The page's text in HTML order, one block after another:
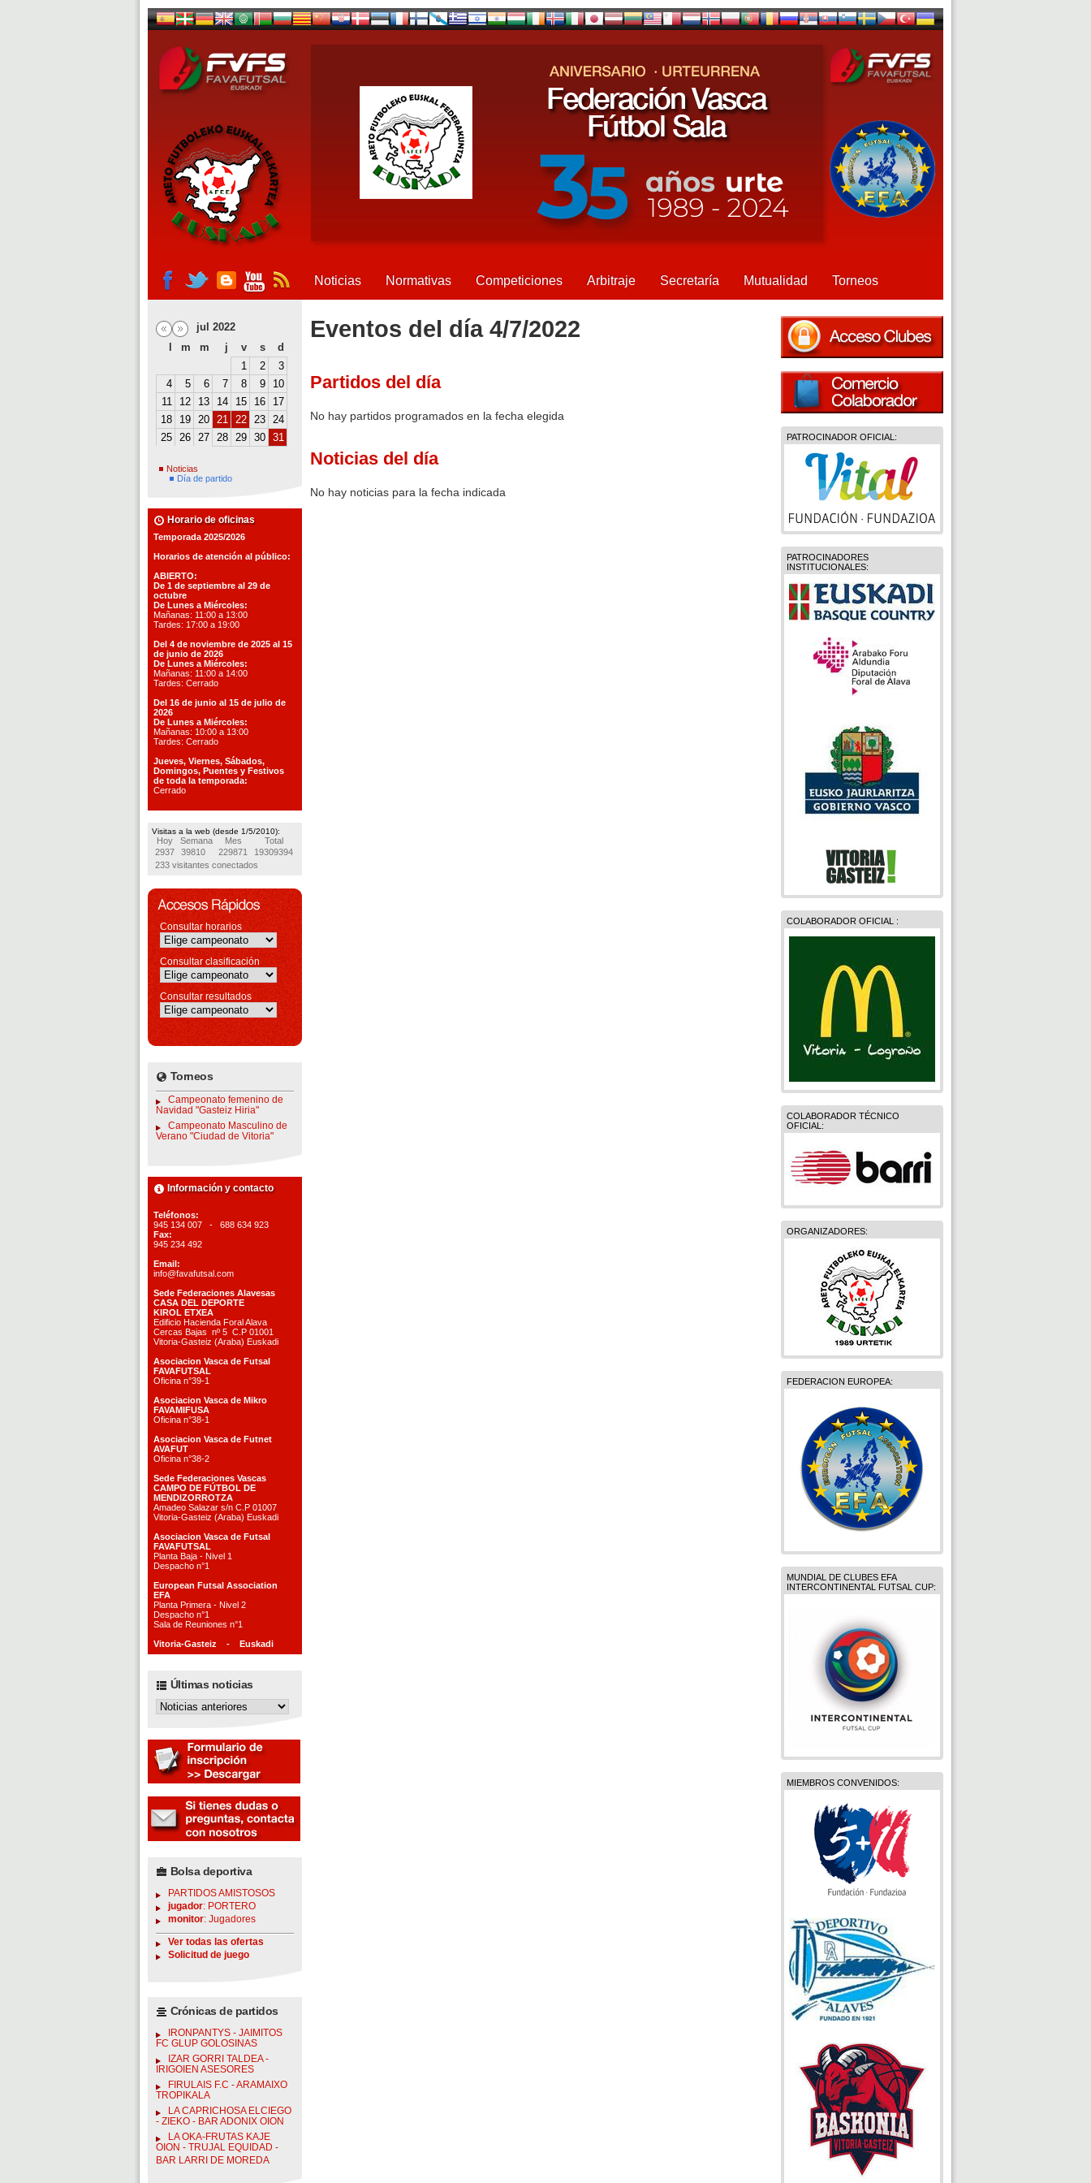
Noticias Normativas Competiciones Arbitraje Secretaría Mutualidad Torneos
jul 2022
m m j v s
d
1
2
3
4
5 6 7 8 9
10
11
12 13 14 15 16
17
18
19 20 21 22 23 24
25 26 27 28 29 30 31
Noticias
Día de partido
Horario de oficinas
Temporada 2025/2026
Horarios de atención al público:
ABIERTO:
De 1 de septiembre al 29 de
octubre
De Lunes a Miércoles:
Mañanas: 11:00 a 13:00
Tardes: 17:00 a 19:00
Del 4 de noviembre de 2025 al 15
de junio de 2026
De Lunes a Miércoles:
Mañanas: 11:00 a 14:00
Tardes: Cerrado
Del 16 de junio al 15 de julio de
2026
De Lunes a Miércoles:
Mañanas: 10:00 a 13:00
Tardes: Cerrado
Jueves, Viernes, Sábados,
Domingos, Puentes y Festivos
de toda la temporada:
Cerrado
Visitas a la web (desde 1/5/2010):
Hoy Semana Mes
Total
2937
39810 229871
19309394
233 visitantes conectados
Consultar horarios
Consultar clasificación
Consultar resultados
Torneos
Campeonato femenino de
Navidad "Gasteiz Hiria"
Campeonato Masculino de
Verano "Ciudad de Vitoria"
Información y contacto
Teléfonos:
945 134 007 - 688 634 923
Fax:
945 234 492
Email:
info@favafutsal.com
Sede Federaciones Alavesas
CASA DEL DEPORTE
KIROL ETXEA
Edificio Hacienda Foral Alava
Cercas Bajas nº 5 C.P 01001
Vitoria-Gasteiz (Araba) Euskadi
Asociacion Vasca de Futsal
FAVAFUTSAL
Oficina n°39-1
Asociacion Vasca de Mikro
FAVAMIFUSA
Oficina n°38-1
Asociacion Vasca de Futnet
AVAFUT
Oficina n°38-2
Sede Federaciones Vascas
CAMPO DE FÚTBOL DE
MENDIZORROTZA
Amadeo Salazar s/n C.P 01007
Vitoria-Gasteiz (Araba) Euskadi
Asociacion Vasca de Futsal
FAVAFUTSAL
Planta Baja - Nivel 1
Despacho n°1
European Futsal Association
EFA
Planta Primera - Nivel 2
Despacho n°1
Sala de Reuniones n°1
Vitoria-Gasteiz - Euskadi
Últimas noticias
Bolsa deportiva
PARTIDOS AMISTOSOS
jugador: PORTERO
monitor: Jugadores
Ver todas las ofertas
Solicitud de juego
Crónicas de partidos
IRONPANTYS - JAIMITOS
FC GLUP GOLOSINAS
IZAR GORRI TALDEA -
IRIGOIEN ASESORES
FIRULAIS F.C - ARAMAIXO
TROPIKALA
LA CAPRICHOSA ELCIEGO
- ZIEKO - BAR ADONIX OION
LA OKA-FRUTAS KAJE
OION - TRUJAL EQUIDAD -
BAR LARRI DE MOREDA
PATROCINADOR OFICIAL:
PATROCINADORES
INSTITUCIONALES:
COLABORADOR OFICIAL :
COLABORADOR TÉCNICO
OFICIAL:
ORGANIZADORES:
FEDERACION EUROPEA:
MUNDIAL DE CLUBES EFA
INTERCONTINENTAL FUTSAL CUP:
MIEMBROS CONVENIDOS:
Eventos del día 4/7/2022
Partidos del día
No hay partidos programados en la fecha elegida
Noticias del día
No hay noticias para la fecha indicada